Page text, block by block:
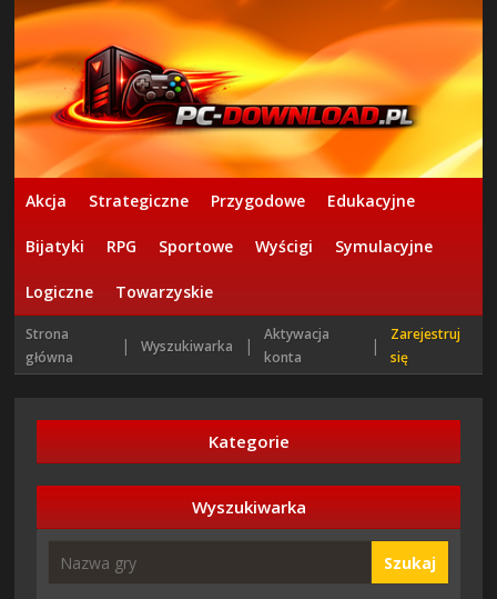
Akcja Strategiczne Przygodowe Edukacyjne
Bijatyki RPG Sportowe Wyścigi Symulacyjne
Logiczne Towarzyskie
Strona
główna
| Wyszukiwarka |
Aktywacja
konta
|
Zarejestruj
się
Kategorie
Wyszukiwarka
Szukaj